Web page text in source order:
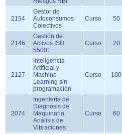
2154
Gestor de
Autoconsumos
Colectivos
Curso 50
2146
Gestión de
Activos ISO
55001
Curso 20
2127
Inteligencia
Artificial y
Machine
Learning sin
programación
Curso 100
2074
Ingeniería de
Diagnosis de
Maquinaria.
Análisis de
Vibraciones.
Curso 60